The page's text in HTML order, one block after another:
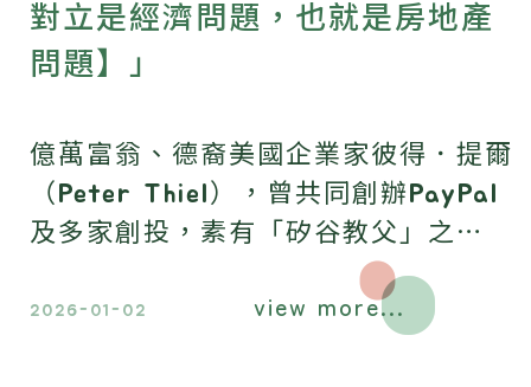
對立是經濟問題，也就是房地產
問題】」
億萬富翁、德裔美國企業家彼得．提爾
（Peter Thiel），曾共同創辦PayPal
及多家創投，素有「矽谷教父」之
2026-01-02 view more...